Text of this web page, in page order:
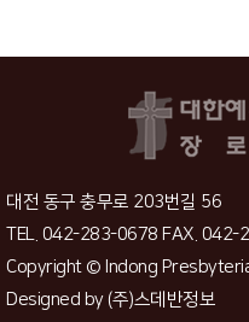
대전 동구 충무로 203번길 56
TEL. 042-283-0678 FAX. 042-
Copyright © Indong
Designed by(주)스데반정보